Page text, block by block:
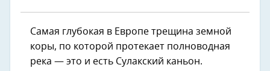
Самая глубокая в Европе трещина земной
коры, по которой протекает полноводная
река — это и есть Сулакский каньон.